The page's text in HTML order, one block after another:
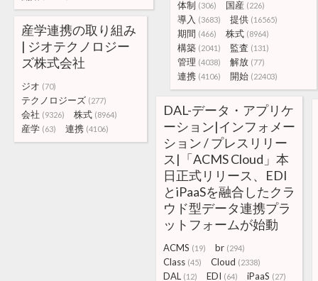
体制 (306) 国産 (226)
導入 (3683) 提供 (16565)
期間 (466) 株式 (8964)
構築 (2041) 監査 (131)
管理 (4038) 解放 (77)
連携 (4106) 開始 (22403)
産学連携の取り組み
| ジオテクノロジー
ズ株式会社
ジオ (70)
テクノロジーズ (277)
会社 (9326) 株式 (8964)
産学 (63) 連携 (4106)
DAL-データ・アプリケ
ーション|インフォメー
ション / プレスリリー
ス|「ACMS Cloud」本
日正式リリース、EDI
とiPaaSを融合したクラ
ウド型データ連携プラ
ットフォームが始動
ACMS (19) br (294)
Class (45) Cloud (2338)
DAL (12) EDI (64) iPaaS (27)